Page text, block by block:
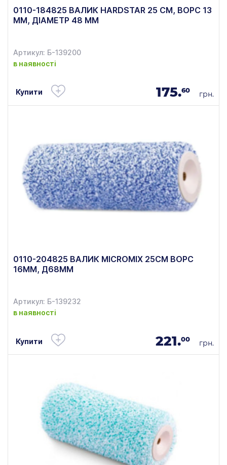
0110-184825 ВАЛИК HARDSTAR 25 СМ, ВОРС 13
ММ, ДІАМЕТР 48 ММ
Артикул: Б-139200
в наявності
Купити 175.60 грн.
0110-204825 ВАЛИК MICROMIX 25СМ ВОРС
16ММ, Д68ММ
Артикул: Б-139232
в наявності
Купити 221.00 грн.